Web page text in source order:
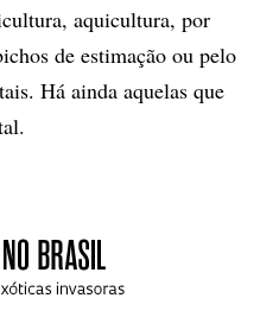
aquicultura, por
de estimação ou pelo
Há ainda aquelas que